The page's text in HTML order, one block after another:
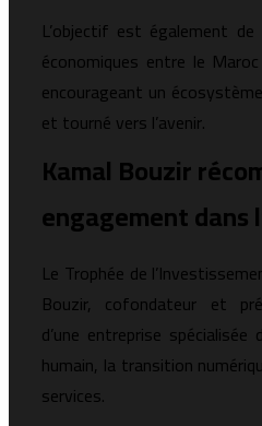
L’objectif est également
économiques entre le
encourageant un
et tourné vers l’avenir.
Kamal Bouzir
engagement dans
Le Trophée de
Bouzir, cofondateur et
d’une entreprise
humain, la transition
services.